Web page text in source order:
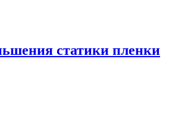
статики пленки